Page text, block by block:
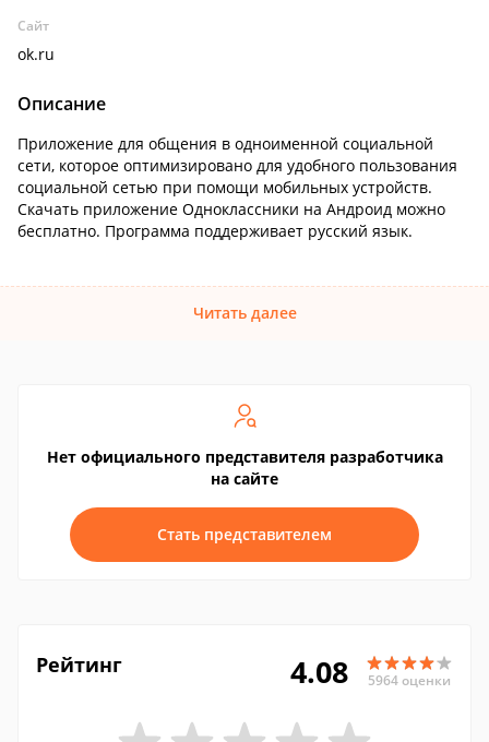
Сайт
ok.ru
Описание
Приложение для общения в одноименной социальной
сети, которое оптимизировано для удобного пользования
социальной сетью при помощи мобильных устройств.
Скачать приложение Одноклассники на Андроид можно
бесплатно. Программа поддерживает русский язык.
Читать далее
Нет официального представителя разработчика
на сайте
Стать представителем
Рейтинг 4.08 5964 оценки